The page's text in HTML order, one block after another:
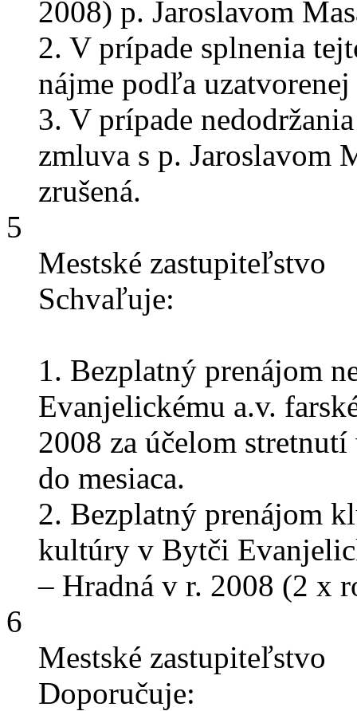
2008) p. Jaroslavom
2. V prípade splnenia
nájme podľa
3. V prípade
zmluva s p. Jaroslavom
zrušená.
5
Mestské zastupiteľstvo
Schvaľuje:
1. Bezplatný prenájom
Evanjelickému a.v.
2008 za účelom
do mesiaca.
2. Bezplatný prenájom
kultúry v Bytči
– Hradná v r. 2008 (2 x
6
Mestské zastupiteľstvo
Doporučuje: